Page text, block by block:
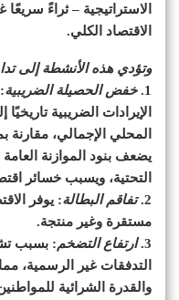
الاستراتيجية – ثراءً
الاقتصاد الكلي.
وتؤدي هذه الأنشطة إلى
1. خفض الحصيلة الضريبية
المحلي الإجمالي،
يضعف بنود الموازنة
التحتية، ويسبب خسائر
2. تفاقم البطالة: يوفر
مستقرة وغير منتجة.
3. ارتفاع التضخم: بسبب
التدفقات غير الرسمية،
والقدرة الشرائية